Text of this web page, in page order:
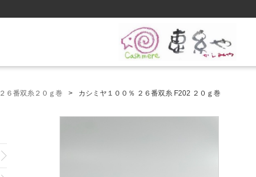
２６番双糸２０ｇ巻 カシミヤ１００％ ２６番双糸 F202 ２０ｇ巻